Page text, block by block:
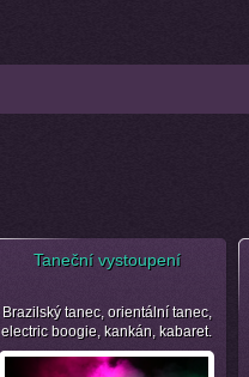
Taneční vystoupení
Brazilský tanec, orientální tanec,
electric boogie, kankán, kabaret.